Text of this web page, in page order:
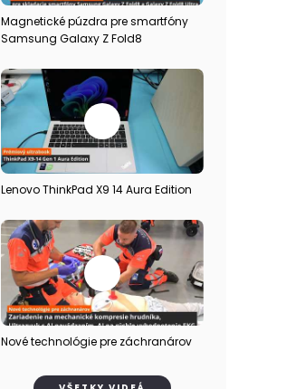
Magnetické púzdra pre smartfóny
Samsung Galaxy Z Fold8
Lenovo ThinkPad X9 14 Aura Edition
Nové technológie pre záchranárov